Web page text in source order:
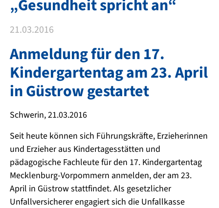
„Gesundheit spricht an“
21.03.2016
Anmeldung für den 17.
Kindergartentag am 23. April
in Güstrow gestartet
Schwerin, 21.03.2016
Seit heute können sich Führungskräfte, Erzieherinnen
und Erzieher aus Kindertagesstätten und
pädagogische Fachleute für den 17. Kindergartentag
Mecklenburg-Vorpommern anmelden, der am 23.
April in Güstrow stattfindet. Als gesetzlicher
Unfallversicherer engagiert sich die Unfallkasse